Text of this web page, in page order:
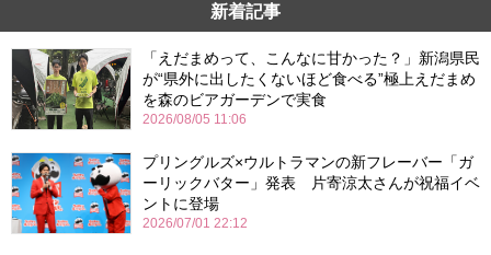
新着記事
「えだまめって、こんなに甘かった？」新潟県民
が“県外に出したくないほど食べる”極上えだまめ
を森のビアガーデンで実食
2026/08/05 11:06
プリングルズ×ウルトラマンの新フレーバー「ガ
ーリックバター」発表 片寄涼太さんが祝福イベ
ントに登場
2026/07/01 22:12